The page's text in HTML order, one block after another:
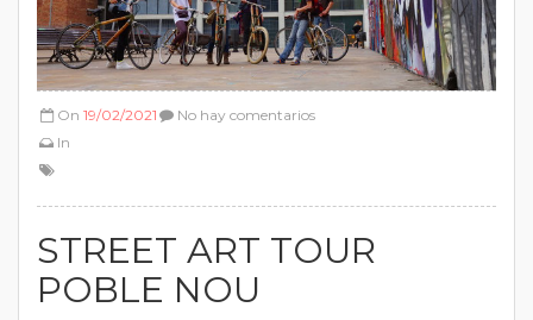
On 19/02/2021
In
No hay comentarios
STREET ART TOUR
POBLE NOU